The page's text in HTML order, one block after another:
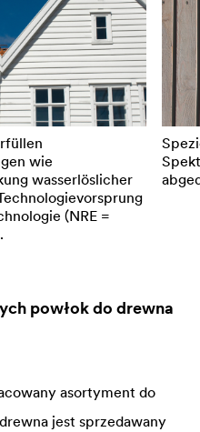
wie
wasserlöslicher
(NRE =
powłok do drewna
asortyment do
jest sprzedawany